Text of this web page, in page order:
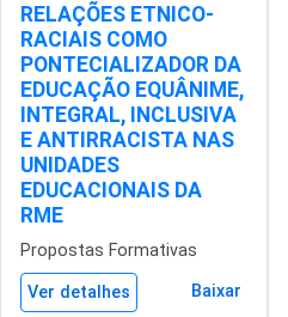
RELAÇÕES ETNICO-
RACIAIS COMO
PONTECIALIZADOR DA
EDUCAÇÃO EQUÂNIME,
INTEGRAL, INCLUSIVA
E ANTIRRACISTA NAS
UNIDADES
EDUCACIONAIS DA
RME
Propostas Formativas
Ver detalhes Baixar